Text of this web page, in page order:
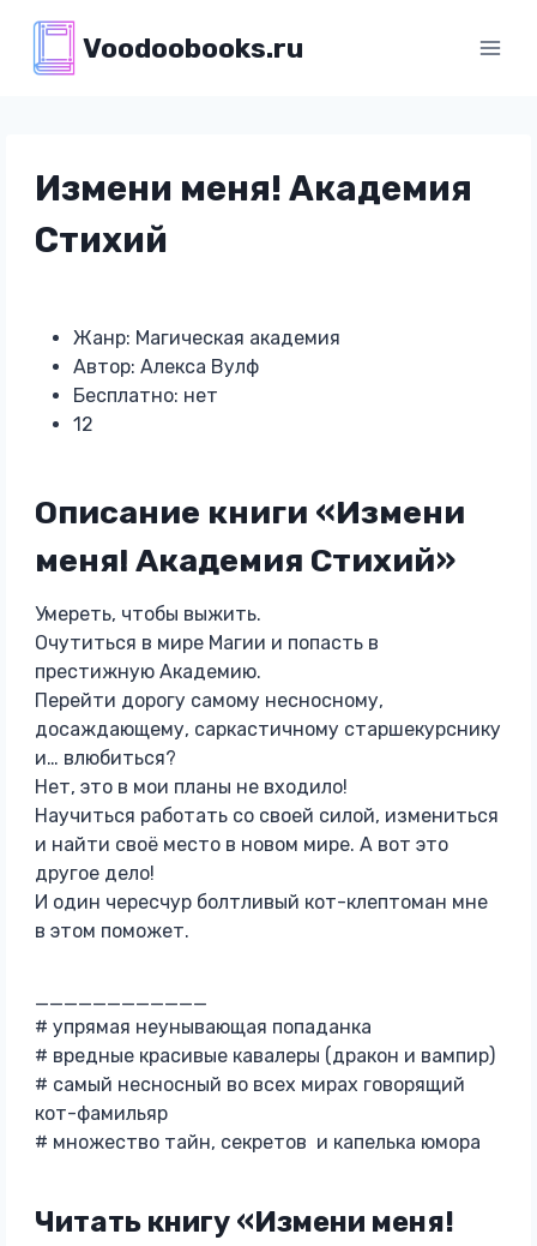
содержимому
Voodoobooks.ru
Измени меня! Академия
Стихий
Жанр: Магическая академия
Автор: Алекса Вулф
Бесплатно: нет
12
Описание книги «Измени
меня! Академия Стихий»
Умереть, чтобы выжить.
Очутиться в мире Магии и попасть в
престижную Академию.
Перейти дорогу самому несносному,
досаждающему, саркастичному старшекурснику
и… влюбиться?
Нет, это в мои планы не входило!
Научиться работать со своей силой, измениться
и найти своё место в новом мире. А вот это
другое дело!
И один чересчур болтливый кот-клептоман мне
в этом поможет.
____________
# упрямая неунывающая попаданка
# вредные красивые кавалеры (дракон и вампир)
# самый несносный во всех мирах говорящий
кот-фамильяр
# множество тайн, секретов и капелька юмора
Читать книгу «Измени меня!